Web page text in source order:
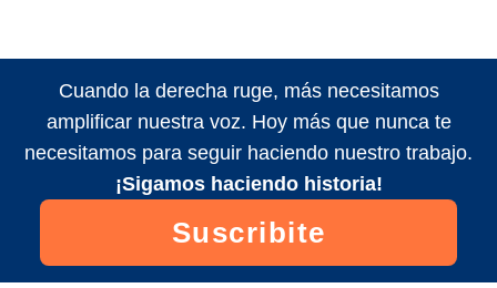
Cuando la derecha ruge, más necesitamos
amplificar nuestra voz. Hoy más que nunca te
necesitamos para seguir haciendo nuestro trabajo.
¡Sigamos haciendo historia!
Suscribite